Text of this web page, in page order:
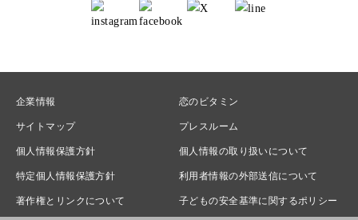
企業情報 恋のビタミン
サイトマップ プレスルーム
個人情報保護方針 個人情報の取り扱いについて
特定個人情報保護方針 利用者情報の外部送信について
著作権とリンクについて 子どもの安全基準に関するポリシー